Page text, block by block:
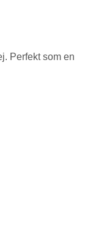
Perfekt som en